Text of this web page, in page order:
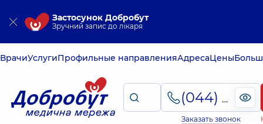
Застосунок Добробут
Зручний запис до лікаря
ВрачиУслугиПрофильные направленияАдресаЦены
(044) 495-2-888
Заказать звонок